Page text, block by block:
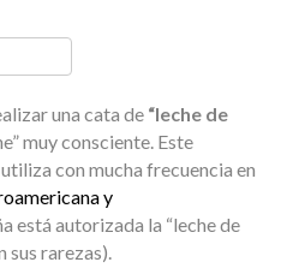
una cata de “leche de
muy consciente. Este
con mucha frecuencia en
y
está autorizada la “leche de
sus rarezas).